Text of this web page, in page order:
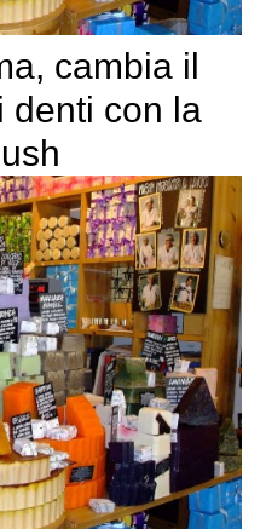
cambia il
denti con la